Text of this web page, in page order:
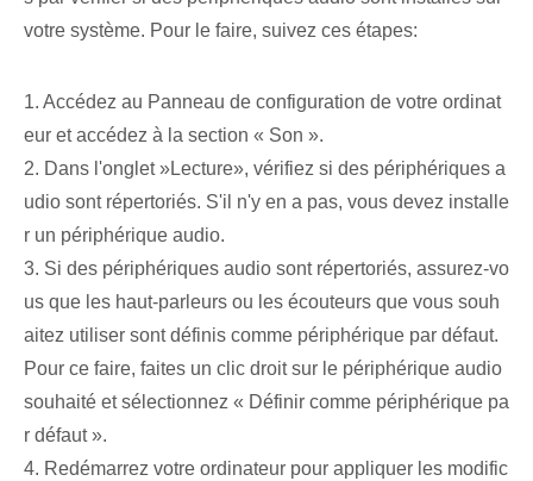
votre système. Pour le faire, suivez ces étapes:
1. Accédez au Panneau de configuration de votre ordinat
eur et accédez à la section « Son ».
2. Dans l'onglet ⁢»Lecture», vérifiez si des périphériques a
udio sont répertoriés. S'il n'y en a pas, vous devez installe
r un périphérique audio.
3. Si des périphériques audio sont répertoriés, assurez-vo
us que les haut-parleurs ou les écouteurs que vous souh
aitez utiliser⁢ sont définis comme périphérique par défaut.
Pour ce faire, faites un clic droit sur le périphérique audio
souhaité et sélectionnez « Définir comme périphérique pa
r défaut ».
4. Redémarrez votre ordinateur pour appliquer les modific